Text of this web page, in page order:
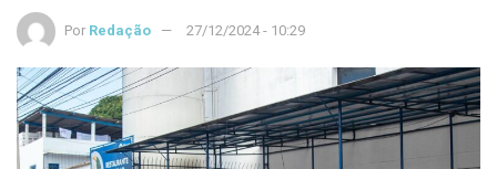
Por Redação 27/12/2024 - 10:29